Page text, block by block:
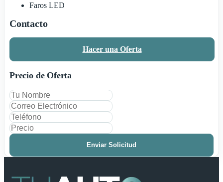
Faros LED
Contacto
Hacer una Oferta
Precio de Oferta
Enviar Solicitud